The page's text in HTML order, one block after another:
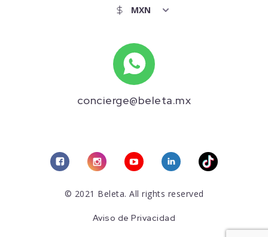
concierge@beleta.mx
© 2021 Beleta. All rights reserved
Aviso de Privacidad